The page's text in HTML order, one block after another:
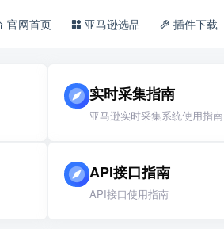
官网首页 亚马逊选品 插件下载
实时采集指南
亚马逊实时采集系统使用指南
API接口指南
API接口使用指南